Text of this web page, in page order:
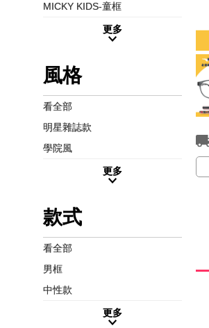
MICKY KIDS-童框
更多
風格
看全部
明星雜誌款
學院風
更多
款式
看全部
男框
中性款
更多